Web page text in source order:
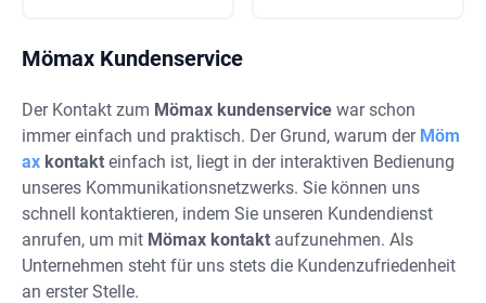
Mömax Kundenservice
Der Kontakt zum Mömax kundenservice war schon
immer einfach und praktisch. Der Grund, warum der Möm
ax kontakt einfach ist, liegt in der interaktiven Bedienung
unseres Kommunikationsnetzwerks. Sie können uns
schnell kontaktieren, indem Sie unseren Kundendienst
anrufen, um mit Mömax kontakt aufzunehmen. Als
Unternehmen steht für uns stets die Kundenzufriedenheit
an erster Stelle.